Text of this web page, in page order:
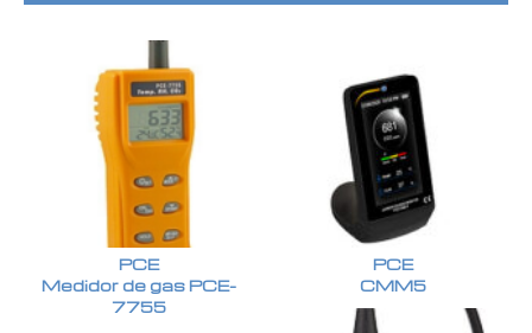
PCE
Medidor de gas PCE-
7755
PCE
CMM5